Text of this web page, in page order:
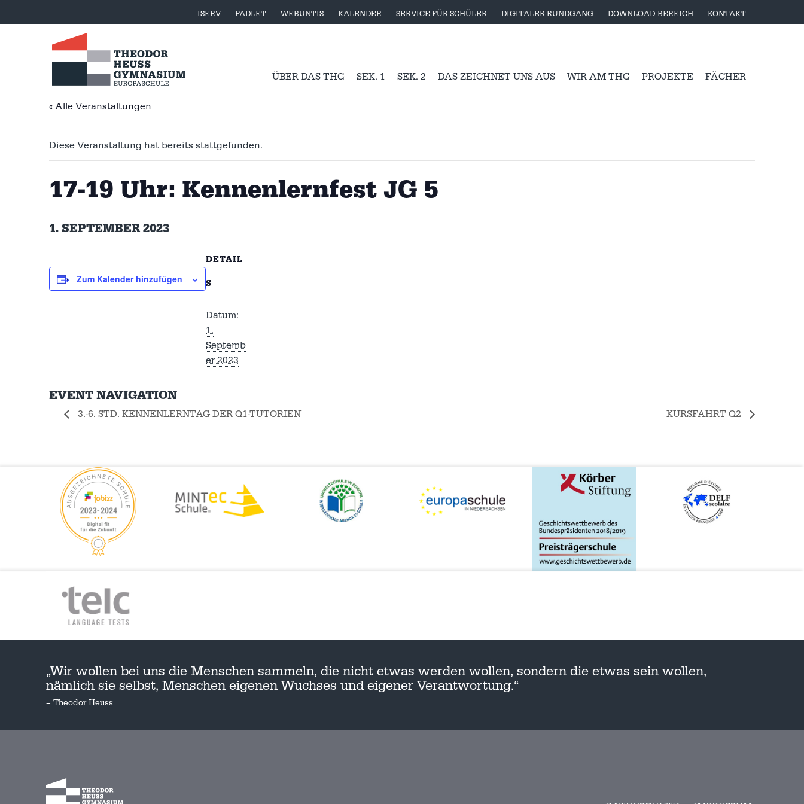
ISERV PADLET WEBUNTIS KALENDER SERVICE FÜR SCHÜLER DIGITALER RUNDGANG DOWNLOAD-BEREICH KONTAKT
ÜBER DAS THG SEK. 1 SEK. 2 DAS ZEICHNET UNS AUS WIR AM THG PROJEKTE FÄCHER
« Alle Veranstaltungen
Diese Veranstaltung hat bereits stattgefunden.
17-19 Uhr: Kennenlernfest JG 5
1. SEPTEMBER 2023
Zum Kalender hinzufügen
DETAIL
S
Datum:
1.
Septemb
er 2023
EVENT NAVIGATION
3.-6. STD. KENNENLERNTAG DER Q1-TUTORIEN KURSFAHRT Q2
„Wir wollen bei uns die Menschen sammeln, die nicht etwas werden wollen, sondern die etwas sein wollen,
nämlich sie selbst, Menschen eigenen Wuchses und eigener Verantwortung.“
– Theodor Heuss